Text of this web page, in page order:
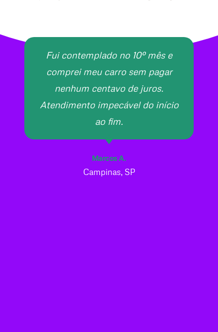
Fui contemplado no 10º mês e
comprei meu carro sem pagar
nenhum centavo de juros.
Atendimento impecável do início
ao fim.
Marcos A.
Campinas, SP